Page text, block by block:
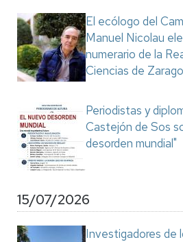
El ecólogo del
Manuel Nicolau
numerario de la
Ciencias de
Periodistas y
Castejón de Sos
desorden mundial"
15/07/2026
Investigadores de